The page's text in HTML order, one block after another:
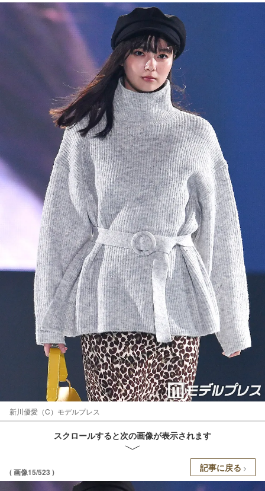
新川優愛（C）モデルプレス
スクロールすると次の画像が表示されます
( 画像15/523 ) 記事に戻る